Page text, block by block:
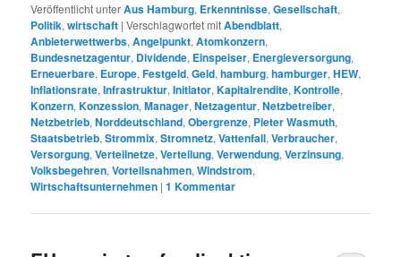
Veröffentlicht unterAus Hamburg, Erkenntnisse,Gesellschaft,
Politik,wirtschaft |Verschlagwortet mitAbendblatt,
Anbieterwettwerbs,Angelpunkt,Atomkonzern,
Bundesnetzagentur, Dividende, Einspeiser, Energieversorgung,
Erneuerbare, Europe,Festgeld,Geld,hamburg,hamburger,HEW,
Inflationsrate,Infrastruktur,Initiator,Kapitalrendite,Kontrolle,
Konzern,Konzession,Manager,Netzagentur,Netzbetreiber,
Netzbetrieb,Norddeutschland,Obergrenze, Pieter Wasmuth,
Staatsbetrieb,Strommix,Stromnetz,Vattenfall,Verbraucher,
Versorgung,Verteilnetze,Verteilung,Verwendung,Verzinsung,
Volksbegehren,Vorteilsnahmen,Windstrom,
Wirtschaftsunternehmen |1 Kommentar